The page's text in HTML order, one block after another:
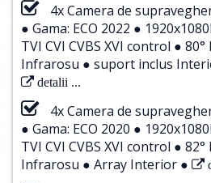
4x Camera de
● Gama: ECO 2022 ●
TVI CVI CVBS XVI control ●
Infrarosu ● suport inclus
detalii ...
4x Camera de
● Gama: ECO 2020 ●
TVI CVI CVBS XVI control ●
Infrarosu ● Array Interior ●